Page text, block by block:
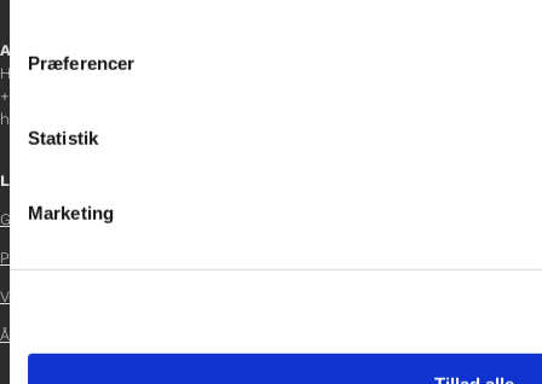
data med andre oplysninger, du har givet dem, eller som de
Præferencer
Statistik
Marketing
Afdelingschef
Helene Teichert
+45 29 37 32 41
helene.t@gladfonden.dk
Links
Glad Fonden
Persondatapolitik
Vedtægter
Årsrapport 2024
